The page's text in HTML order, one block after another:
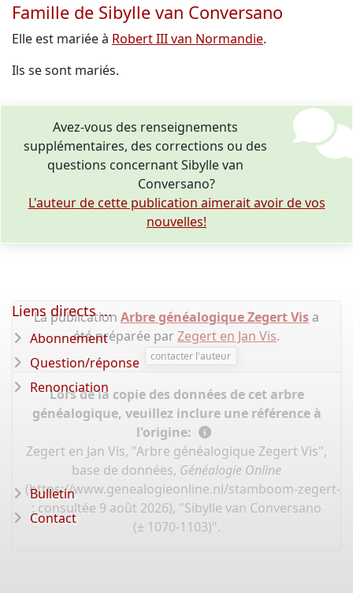
Famille de Sibylle van Conversano
Elle est mariée à Robert III van Normandie.
Ils se sont mariés.
Avez-vous des renseignements
supplémentaires, des corrections ou des
questions concernant Sibylle van
Conversano?
L'auteur de cette publication aimerait avoir de vos
nouvelles!
La publication Arbre généalogique Zegert Vis a
été préparée parZegert en Jan Vis.
contacter l'auteur
Lors de la copie des données de cet arbre
généalogique, veuillez inclure une référence à
l'origine:
Zegert en Jan Vis, "Arbre généalogique Zegert Vis",
base de données, Généalogie Online
(https://www.genealogieonline.nl/stamboom-zegert-
: consultée 9 août 2026), "Sibylle van Conversano
(± 1070-1103)".
Liens directs ...
Abonnement
Question/réponse
Renonciation
Bulletin
Contact